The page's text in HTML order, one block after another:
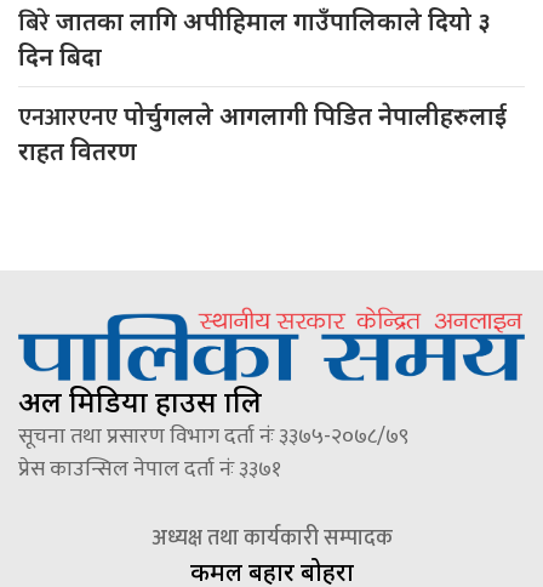
बिरेजातका लागि अपीहिमाल गाउँपालिकाले दियो ३
दिन बिदा
एनआरएनएपोर्चुगलले आगलागी पिडित नेपालीहरुलाई
राहत वितरण
अल मिडिया हाउस प्रालि
सूचना तथा प्रसारण विभाग दर्ता नंः ३३७५-२०७८/७९
प्रेस काउन्सिल नेपाल दर्ता नंः ३३७१
अध्यक्ष तथा कार्यकारी सम्पादक
कमल बहादुर बोहरा